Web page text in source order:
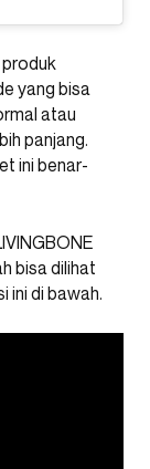
yang bisa
atau
panjang.
ini benar-
bisa dilihat
ini di bawah.